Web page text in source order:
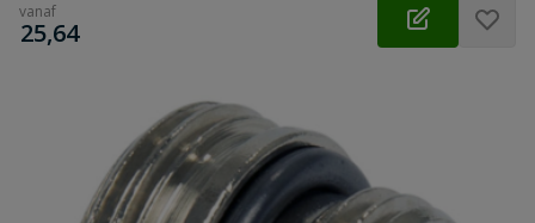
vanaf
€
25,64